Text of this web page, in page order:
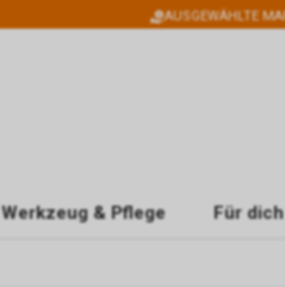
AUSGEWÄHLTE
Werkzeug & Pflege Für dich